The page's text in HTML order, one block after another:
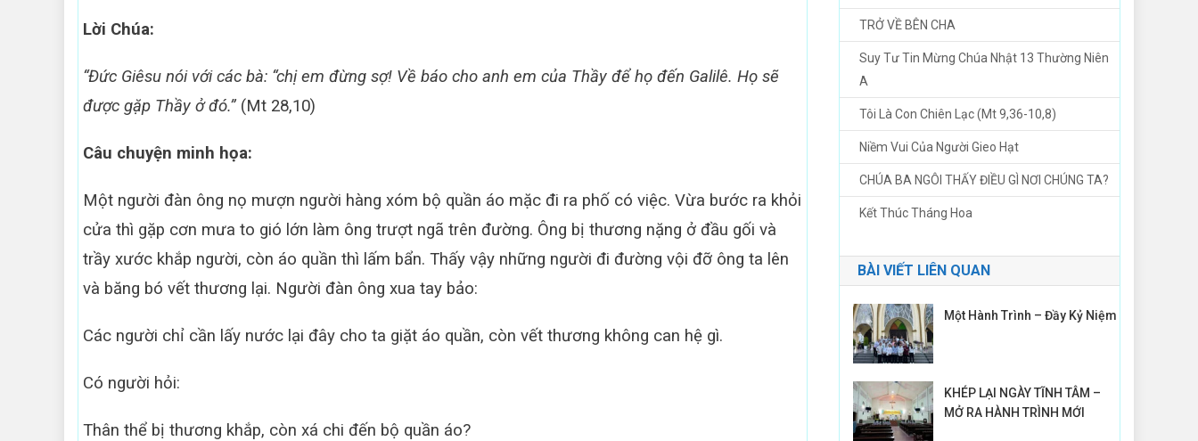
Lời Chúa:
“Đức Giêsu nói với các bà: “chị em đừng sợ! Về báo cho anh em của Thầy để họ đến Galilê. Họ sẽ
được gặp Thầy ở đó.” (Mt 28,10)
Câu chuyện minh họa:
Một người đàn ông nọ mượn người hàng xóm bộ quần áo mặc đi ra phố có việc. Vừa bước ra khỏi
cửa thì gặp cơn mưa to gió lớn làm ông trượt ngã trên đường. Ông bị thương nặng ở đầu gối và
trầy xước khắp người, còn áo quần thì lấm bẩn. Thấy vậy những người đi đường vội đỡ ông ta lên
và băng bó vết thương lại. Người đàn ông xua tay bảo:
Các người chỉ cần lấy nước lại đây cho ta giặt áo quần, còn vết thương không can hệ gì.
Có người hỏi:
Thân thể bị thương khắp, còn xá chi đến bộ quần áo?
TRỞ VỀ BÊN CHA
Suy Tư Tin Mừng Chúa Nhật 13 Thường Niên
A
Tôi Là Con Chiên Lạc (Mt 9,36-10,8)
Niềm Vui Của Người Gieo Hạt
CHÚA BA NGÔI THẤY ĐIỀU GÌ NƠI CHÚNG TA?
Kết Thúc Tháng Hoa
BÀI VIẾT LIÊN QUAN
Một Hành Trình – Đầy Kỷ Niệm
KHÉP LẠI NGÀY TĨNH TÂM –
MỞ RA HÀNH TRÌNH MỚI